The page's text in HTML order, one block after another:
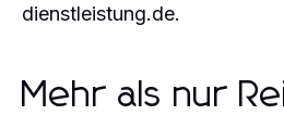
dienstleistung.de.
Mehr als nur